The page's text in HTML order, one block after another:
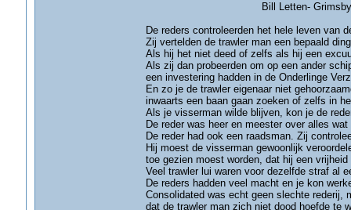
Bill Letten- Grimsby
De reders controleerden het hele leven van
Zij vertelden de trawler man een bepaald
Als hij het niet deed of zelfs als hij een
Als zij dan probeerden om op een ander
een investering hadden in de Onderlinge
En zo je de trawler eigenaar niet
inwaarts een baan gaan zoeken of zelfs in
Als je visserman wilde blijven, kon je de
De reder was heer en meester over alles wat
De reder had ook een raadsman. Zij
Hij moest de visserman gewoonlijk
toe gezien moest worden, dat hij een
Veel trawler lui waren voor dezelfde straf al
De reders hadden veel macht en je kon
Consolidated was echt geen slechte rederij,
dat de trawler man zich niet dood hoefde te